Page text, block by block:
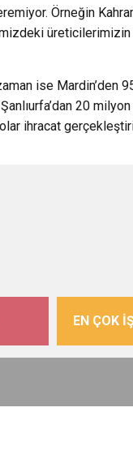
Örneğin
üreticilerimizin
ise Mardin’den
20 milyon
ihracat
EN ÇOK